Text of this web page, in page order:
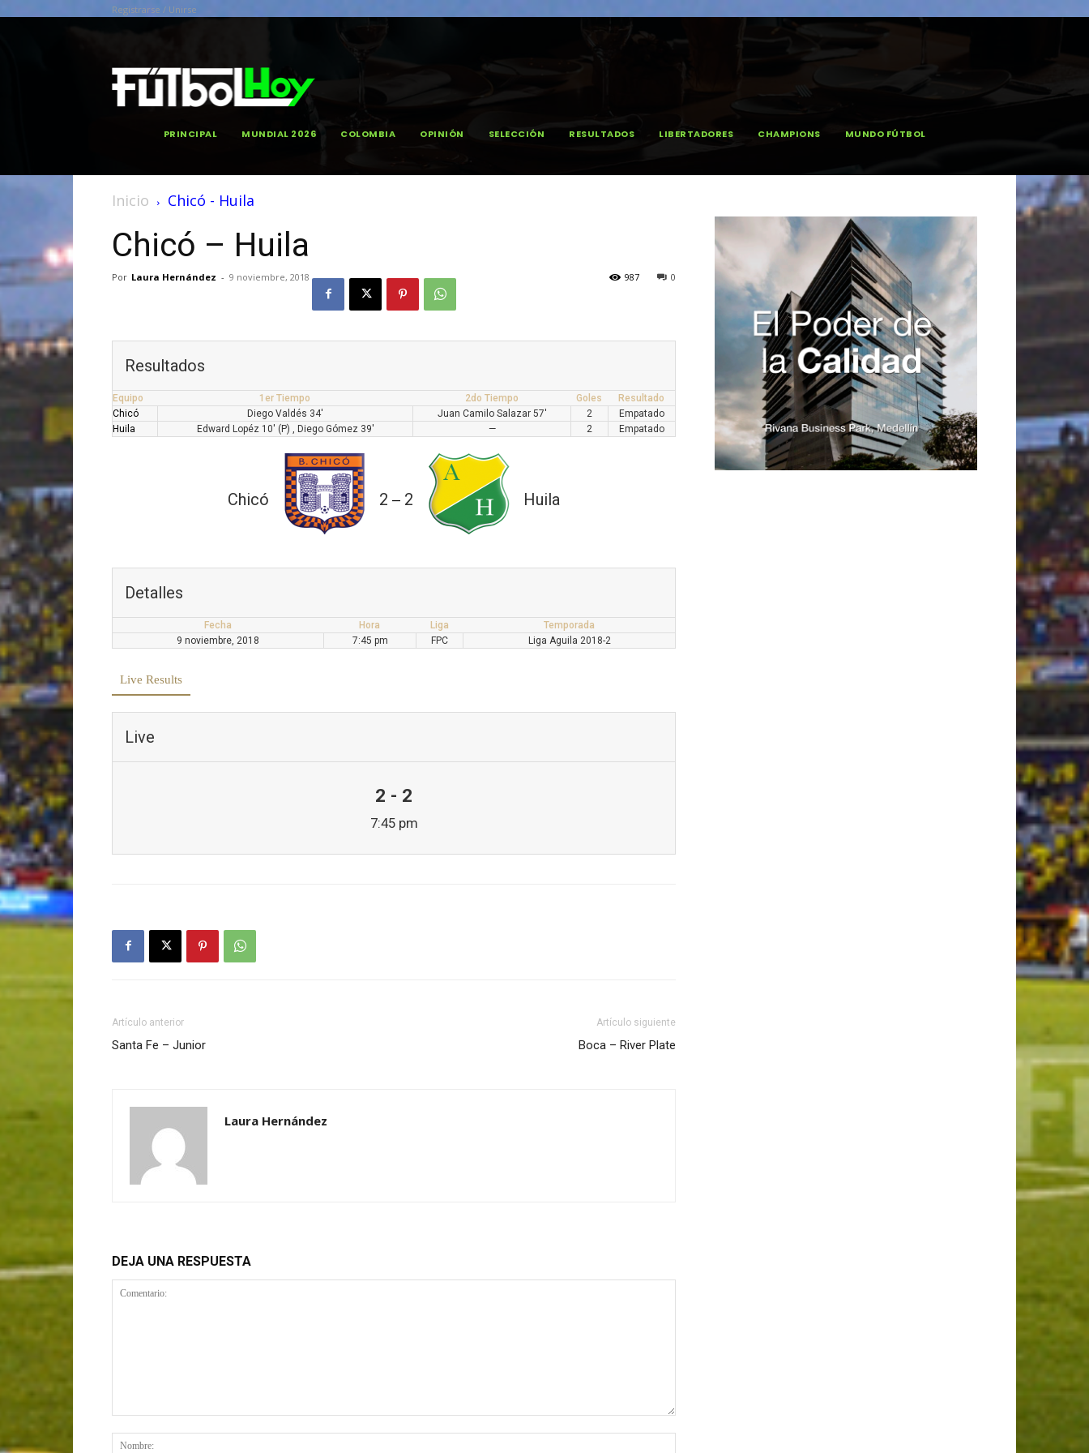
Registrarse / Unirse
PRINCIPAL MUNDIAL 2026 COLOMBIA OPINIÓN SELECCIÓN RESULTADOS LIBERTADORES CHAMPIONS MUNDO FÚTBOL
Inicio Chicó - Huila
Chicó – Huila
Por Laura Hernández - 9 noviembre, 2018 0
987
Resultados
Equipo 1er Tiempo 2do Tiempo Goles
Resultado
Chicó
Diego Valdés 34' Juan Camilo Salazar 57' 2
Empatado
Huila
Edward Lopéz 10' (P) , Diego Gómez 39' — 2 Empatado
Chicó 2 — 2 Huila
Detalles
Fecha Hora Liga
Temporada
9 noviembre, 2018
7:45 pm FPC Liga Aguila 2018-2
Live Results
Live
2 - 2
7:45 pm
Artículo anterior
Santa Fe – Junior
Artículo siguiente
Boca – River Plate
Laura Hernández
DEJA UNA RESPUESTA